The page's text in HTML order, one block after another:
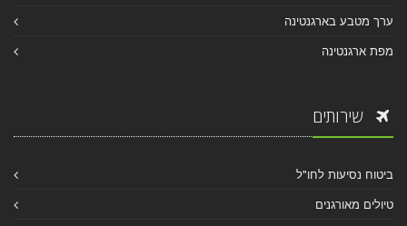
ערך מטבע בארגנטינה
מפת ארגנטינה
שירותים
ביטוח נסיעות לחו"ל
טיולים מאורגנים